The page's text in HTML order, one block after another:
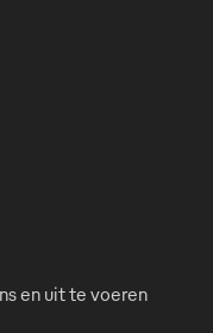
en uit te voeren